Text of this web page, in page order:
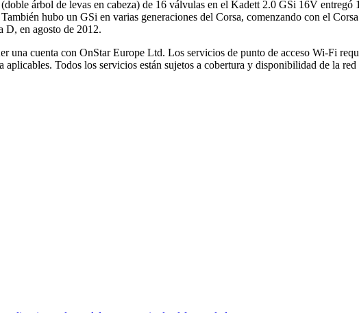
árbol de levas en cabeza) de 16 válvulas en el Kadett 2.0 GSi 16V
hubo un GSi en varias generaciones del Corsa, comenzando con el
D, en agosto de 2012.
una cuenta con OnStar Europe Ltd. Los servicios de punto de acceso Wi-Fi
aplicables. Todos los servicios están sujetos a cobertura y disponibilidad de la